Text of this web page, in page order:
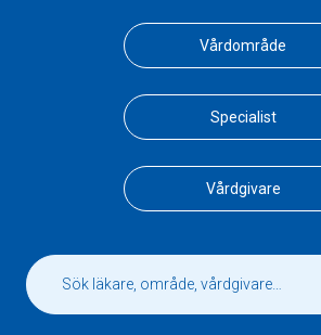
Vårdområde
Specialist
Vårdgivare